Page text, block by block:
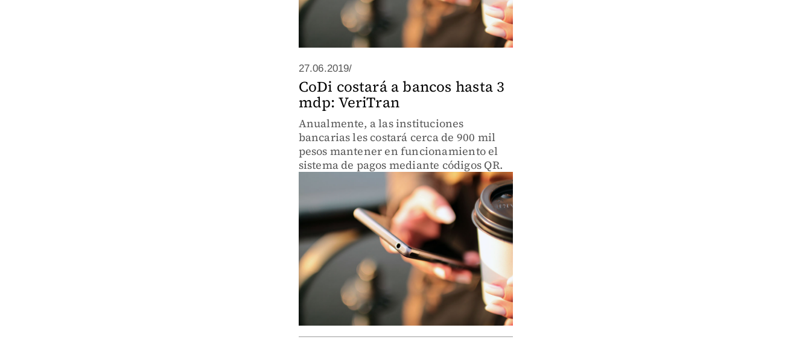
27.06.2019/
CoDi costará a bancos hasta 3
mdp: VeriTran
Anualmente, a las instituciones
bancarias les costará cerca de 900 mil
pesos mantener en funcionamiento el
sistema de pagos mediante códigos QR.